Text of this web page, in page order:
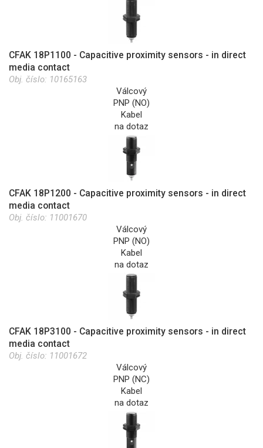
CFAK 18P1100 - Capacitive proximity sensors - in direct
media contact
Obj. číslo: 10165163
Válcový
PNP (NO)
Kabel
na dotaz
CFAK 18P1200 - Capacitive proximity sensors - in direct
media contact
Obj. číslo: 11001670
Válcový
PNP (NO)
Kabel
na dotaz
CFAK 18P3100 - Capacitive proximity sensors - in direct
media contact
Obj. číslo: 11001672
Válcový
PNP (NC)
Kabel
na dotaz